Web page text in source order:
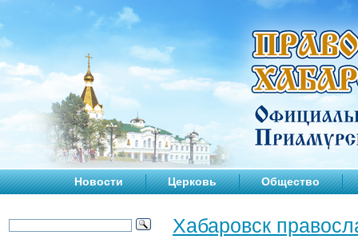
Новости Церковь Общество
Хабаровск